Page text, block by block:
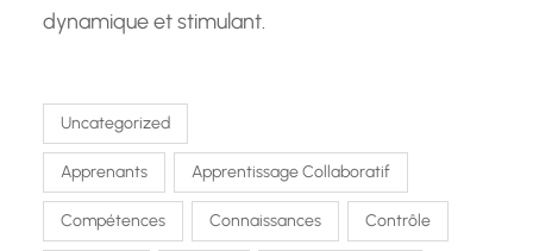
dynamique et stimulant.
Uncategorized
Apprenants Apprentissage Collaboratif
Compétences Connaissances Contrôle